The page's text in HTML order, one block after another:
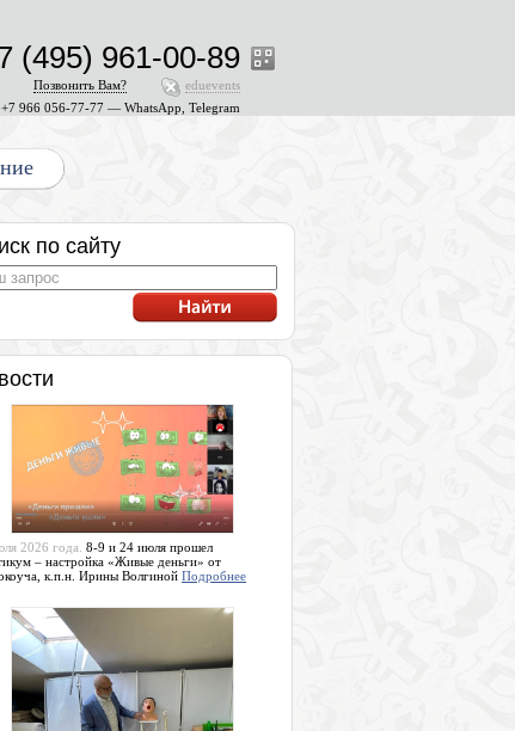
+7 966 056-77-77 — WhatsApp, Telegram
eduevents
Позвонить Вам?
(495) 961-00-89
по сайту
2026 года. 8-9 и 24 июля прошел
– настройка «Живые деньги» от
к.п.н. Ирины Волгиной Подробнее